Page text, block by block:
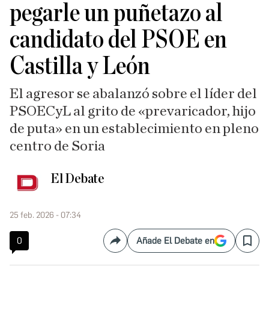
pegarle un puñetazo al
candidato del PSOE en
Castilla y León
El agresor se abalanzó sobre el líder del
PSOECyL al grito de «prevaricador, hijo
de puta» en un establecimiento en pleno
centro de Soria
El Debate
25 feb. 2026 - 07:34
0 CompartirAñade El Debate en Save